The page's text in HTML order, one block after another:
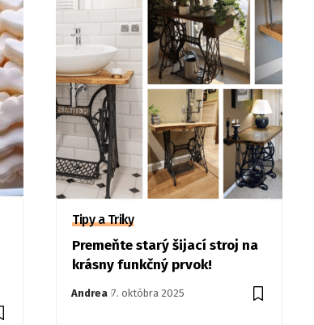
Tipy a Triky
Premeňte starý šijací stroj na
krásny funkčný prvok!
Andrea 7. októbra 2025